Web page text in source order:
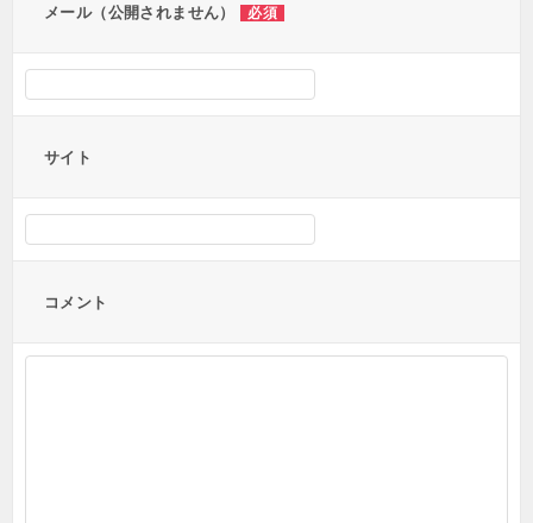
メール（公開されません） 必須
サイト
コメント